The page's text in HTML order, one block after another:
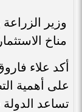
وزير
مناخ
أكد علاء
على أهمية
تساعد